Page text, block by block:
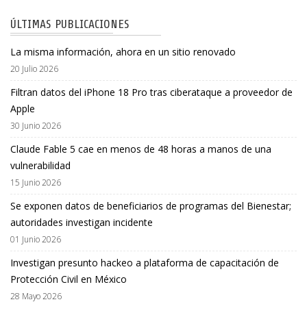
ÚLTIMAS PUBLICACIONES
La misma información, ahora en un sitio renovado
20 Julio 2026
Filtran datos del iPhone 18 Pro tras ciberataque a proveedor de
Apple
30 Junio 2026
Claude Fable 5 cae en menos de 48 horas a manos de una
vulnerabilidad
15 Junio 2026
Se exponen datos de beneficiarios de programas del Bienestar;
autoridades investigan incidente
01 Junio 2026
Investigan presunto hackeo a plataforma de capacitación de
Protección Civil en México
28 Mayo 2026